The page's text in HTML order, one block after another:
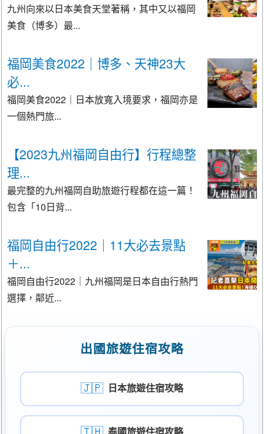
九州向來以日本美食天堂著稱，其中又以福岡
美食（博多）最...
福岡美食2022｜博多、天神23大
必...
福岡美食2022｜日本放寬入境要求，福岡亦是
一個熱門旅...
【2023九州福岡自由行】行程總整
理...
最完整的九州福岡自助旅遊行程都在這一篇！
包含「10日背...
福岡自由行2022｜11大必去景點
＋...
福岡自由行2022｜九州福岡是日本自由行熱門
選擇，鄰近...
出國旅遊住宿攻略
🇯🇵 日本旅遊住宿攻略